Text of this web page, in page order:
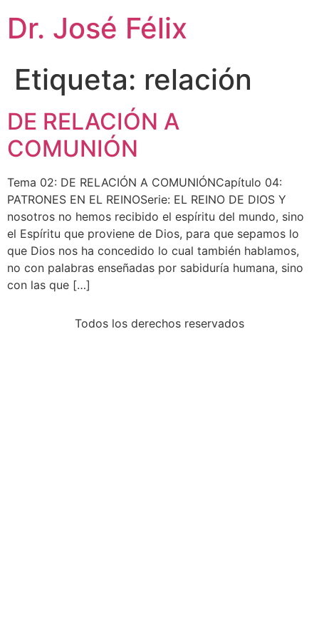
Dr. José Félix
Etiqueta: relación
DE RELACIÓN A
COMUNIÓN
Tema 02: DE RELACIÓN A COMUNIÓNCapítulo 04:
PATRONES EN EL REINOSerie: EL REINO DE DIOS Y
nosotros no hemos recibido el espíritu del mundo, sino
el Espíritu que proviene de Dios, para que sepamos lo
que Dios nos ha concedido lo cual también hablamos,
no con palabras enseñadas por sabiduría humana, sino
con las que […]
Todos los derechos reservados